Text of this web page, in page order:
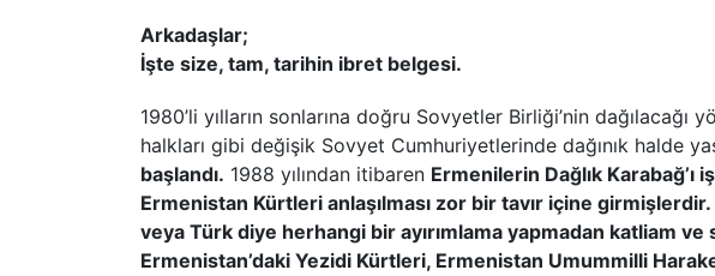
Arkadaşlar;
İşte size, tam, tarihin ibret belgesi.
1980’li yılların sonlarına doğru Sovyetler Birliği’nin dağılacağı
halkları gibi değişik Sovyet Cumhuriyetlerinde dağınık halde
başlandı. 1988 yılından itibaren Ermenilerin Dağlık
Ermenistan Kürtleri anlaşılması zor bir tavır içine
veya Türk diye herhangi bir ayırımlama yapmadan katliam
Ermenistan’daki Yezidi Kürtleri, Ermenistan Umummilli